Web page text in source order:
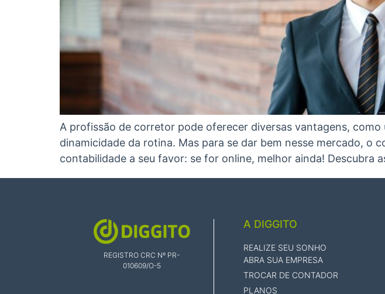
A profissão de corretor pode oferecer diversas vantagens,
dinamicidade da rotina. Mas para se dar bem nesse mercado,
contabilidade a seu favor: se for online, melhor ainda! Descubra
REGISTRO CRC Nº PR-
010609/O-5
A DIGGITO
REALIZE SEU SONHO
ABRA SUA EMPRESA
TROCAR DE CONTADOR
PLANOS